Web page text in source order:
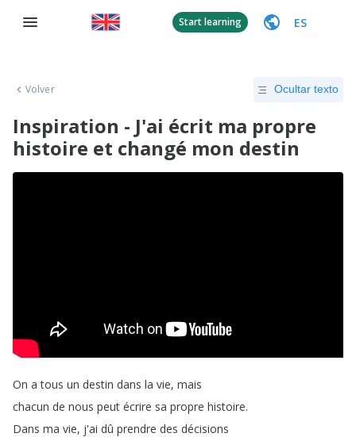
Start learning ES
Volver Ocultar texto
Inspiration - J'ai écrit ma propre
histoire et changé mon destin
On a tous un destin dans la vie, mais
chacun de nous peut écrire sa propre histoire.
Dans ma vie, j'ai dû prendre des décisions